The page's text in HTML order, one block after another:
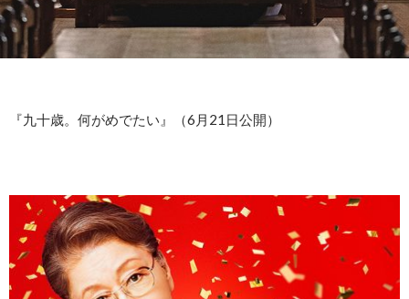
『九十歳。何がめでたい』（6月21日公開）